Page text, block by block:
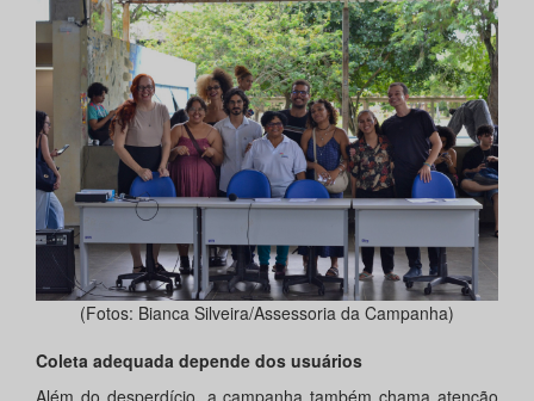
(Fotos: Bianca Silveira/Assessoria da Campanha)
Coleta adequada depende dos usuários